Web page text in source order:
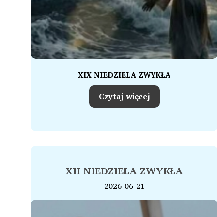
XIX NIEDZIELA ZWYKŁA
Czytaj więcej
XII NIEDZIELA ZWYKŁA
2026-06-21